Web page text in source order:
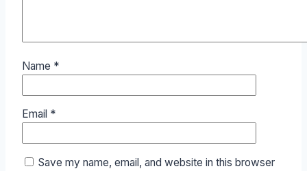
Name *
Email *
Save my name, email, and website in this browser